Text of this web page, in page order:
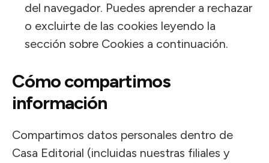
del navegador. Puedes aprender a rechazar
o excluirte de las cookies leyendo la
sección sobre Cookies a continuación.
Cómo compartimos
información
Compartimos datos personales dentro de
Casa Editorial (incluidas nuestras filiales y